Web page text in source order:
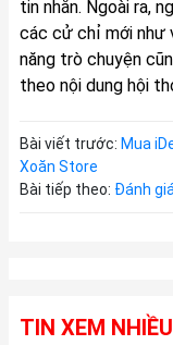
tin nhắn. Ngoài ra,
các cử chỉ mới như
năng trò chuyện
theo nội dung hội
Bài viết trước: Mua
Xoăn Store
Bài tiếp theo: Đánh
TIN XEM NHIỀU